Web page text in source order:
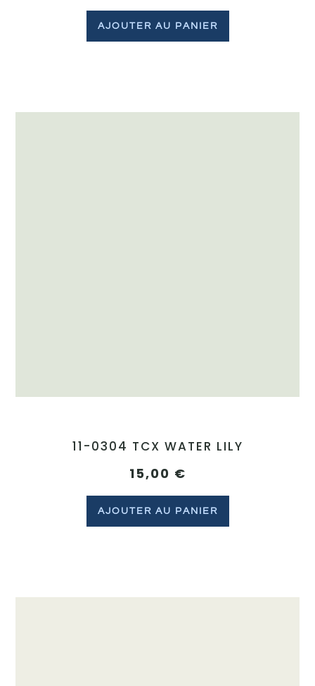
AJOUTER AU PANIER
11-0304 TCX WATER LILY
15,00 €
AJOUTER AU PANIER